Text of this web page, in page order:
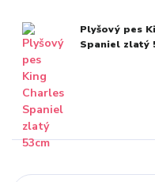
Plyšový pes
Spaniel zlatý